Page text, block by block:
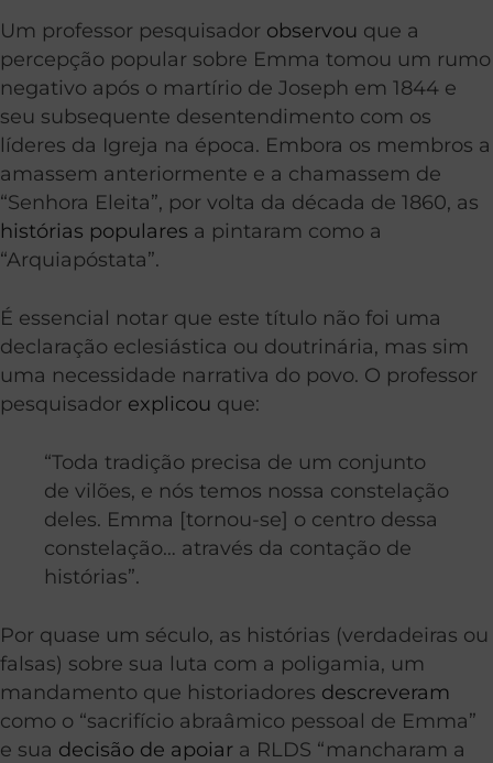
Um professor pesquisador observou que a
percepção popular sobre Emma tomou um rumo
negativo após o martírio de Joseph em 1844 e
seu subsequente desentendimento com os
líderes da Igreja na época. Embora os membros a
amassem anteriormente e a chamassem de
“Senhora Eleita”, por volta da década de 1860, as
histórias populares a pintaram como a
“Arquiapóstata”.
É essencial notar que este título não foi uma
declaração eclesiástica ou doutrinária, mas sim
uma necessidade narrativa do povo. O professor
pesquisador explicou que:
“Toda tradição precisa de um conjunto
de vilões, e nós temos nossa constelação
deles. Emma [tornou-se] o centro dessa
constelação… através da contação de
histórias”.
Por quase um século, as histórias (verdadeiras ou
falsas) sobre sua luta com a poligamia, um
mandamento que historiadores descreveram
como o “sacrifício abraâmico pessoal de Emma”
e sua decisão de apoiar a RLDS “mancharam a